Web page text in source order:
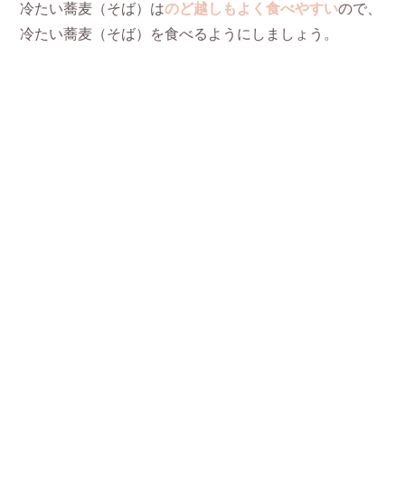
冷たい蕎麦（そば）はのど越しもよく食べやすいので、
冷たい蕎麦（そば）を食べるようにしましょう。